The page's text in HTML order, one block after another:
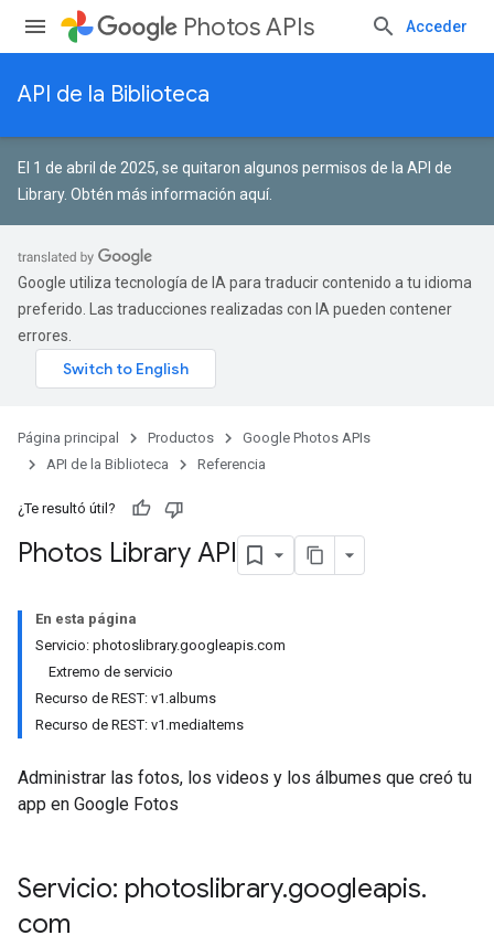
Photos APIs Acceder
API de la Biblioteca
El 1 de abril de 2025, se quitaron algunos permisos de la API de
Library. Obtén más información aquí.
Google utiliza tecnología de IA para traducir contenido a tu idioma
preferido. Las traducciones realizadas con IA pueden contener
errores.
Página principal Productos
Google Photos APIs
API de la Biblioteca
Referencia
¿Te resultó útil?
Photos Library API
En esta página
Servicio: photoslibrary.googleapis.com
Extremo de servicio
Recurso de REST: v1.albums
Recurso de REST: v1.mediaItems
Administrar las fotos, los videos y los álbumes que creó tu
app en Google Fotos
Servicio: photoslibrary.googleapis.
com